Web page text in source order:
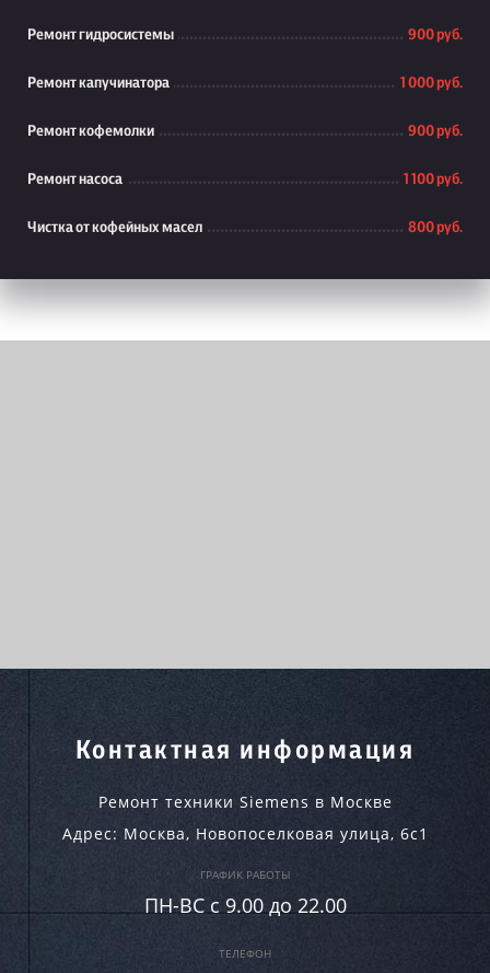
Ремонт гидросистемы 900 руб.
Ремонт капучинатора 1 000 руб.
Ремонт кофемолки 900 руб.
Ремонт насоса 1 100 руб.
Чистка от кофейных масел 800 руб.
Контактная информация
Ремонт техники Siemens в Москве
Адрес: Москва, Новопоселковая улица, 6с1
ГРАФИК РАБОТЫ
ПН-ВC c 9.00 до 22.00
ТЕЛЕФОН